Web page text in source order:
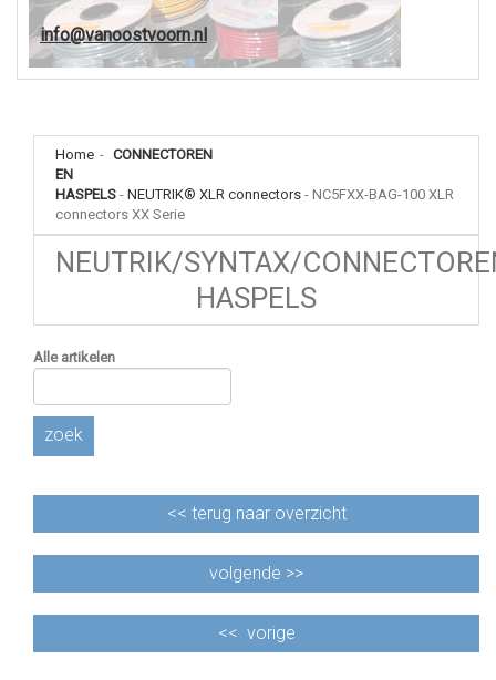
info@vanoostvoorn.nl
Home - CONNECTOREN
EN
HASPELS - NEUTRIK® XLR connectors - NC5FXX-BAG-100 XLR
connectors XX Serie
NEUTRIK/SYNTAX/
HASPELS
Alle artikelen
zoek
<< terug naar overzicht
volgende >>
<< vorige